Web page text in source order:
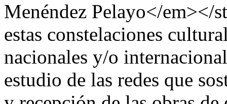
Menéndez Pelayo</
estas constelaciones
nacionales y/o
estudio de las redes que